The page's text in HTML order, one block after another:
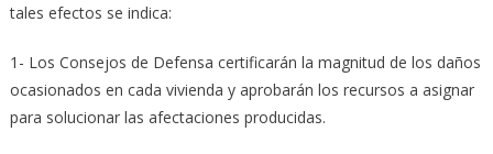
tales efectos se indica:
1- Los Consejos de Defensa certificarán la magnitud de los daños
ocasionados en cada vivienda y aprobarán los recursos a asignar
para solucionar las afectaciones producidas.